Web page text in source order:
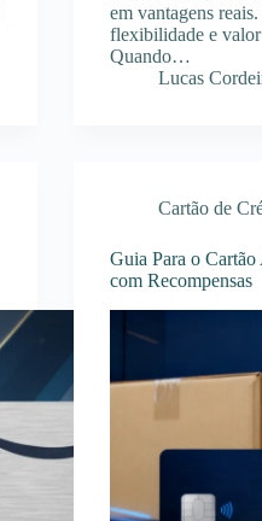
em vantagens
flexibilidade e
Quando…
Lucas
Cartão de
Guia Para o
com Recompensas